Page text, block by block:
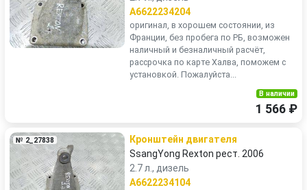
A6622234204
оригинал, в хорошем состоянии, из
Франции, без пробега по РБ, возможен
наличный и безналичный расчёт,
рассрочка по карте Халва, поможем с
установкой. Пожалуйста...
В наличии
1 566 ₽
№ 2_27838
Кронштейн двигателя
SsangYong Rexton рест. 2006
2.7 л., дизель
A6622234104